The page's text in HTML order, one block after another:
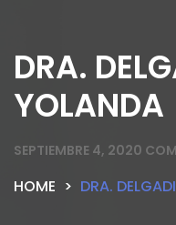
DRA.
YOLANDA
SEPTIEMBRE 4, 2020
HOME DRA.